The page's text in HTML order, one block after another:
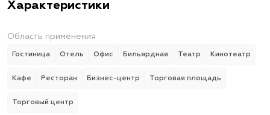
Характеристики
Область применения
Гостиница Отель Офис Бильярдная Театр Кинотеатр
Кафе Ресторан Бизнес-центр Торговая площадь
Торговый центр